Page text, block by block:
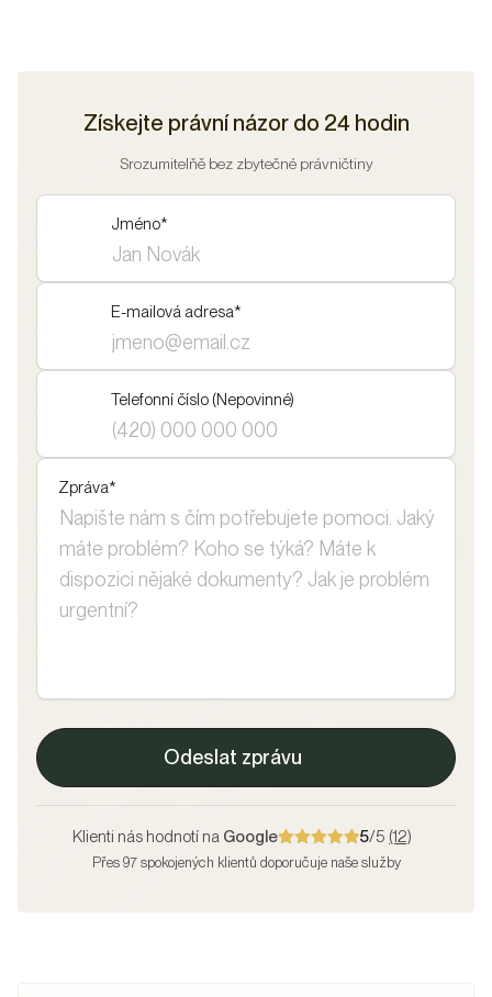
Získejte právní názor do 24 hodin
Srozumitelňě bez zbytečné právničtiny
Jméno*
E-mailová adresa*
Telefonní číslo (Nepovinné)
Zpráva*
Odeslat zprávu
Klienti nás hodnotí na Google 5/5 (12)
Přes 97 spokojených klientů doporučuje naše služby